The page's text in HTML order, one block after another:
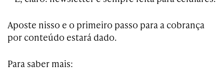
Aposte nisso e o primeiro passo para a cobrança
por conteúdo estará dado.
Para saber mais: